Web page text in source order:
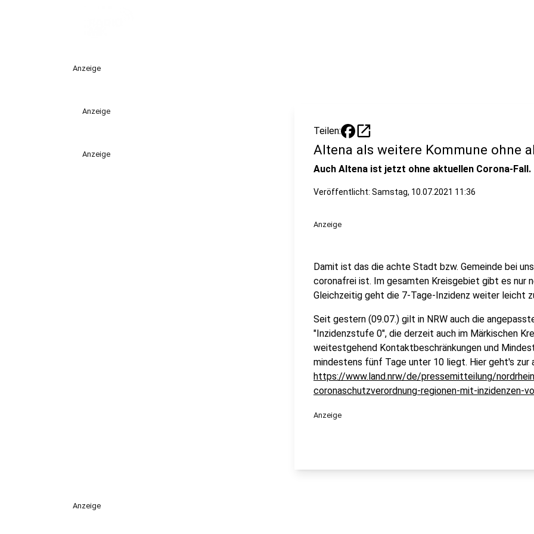
Anzeige
Anzeige
Anzeige
Teilen: open_in_new
Altena als weitere Kommune ohne
Auch Altena ist jetzt ohne aktuellen Corona-Fall.
Veröffentlicht: Samstag, 10.07.2021 11:36
Anzeige
Damit ist das die achte Stadt bzw. Gemeinde bei
coronafrei ist. Im gesamten Kreisgebiet gibt es nur
Gleichzeitig geht die 7-Tage-Inzidenz weiter leicht
Seit gestern (09.07.) gilt in NRW auch die
"Inzidenzstufe 0", die derzeit auch im Märkischen
weitestgehend Kontaktbeschränkungen und
mindestens fünf Tage unter 10 liegt. Hier geht's zur
https://www.land.nrw/de/pressemitteilung/
coronaschutzverordnung-regionen-mit-inzidenzen-
Anzeige
Anzeige